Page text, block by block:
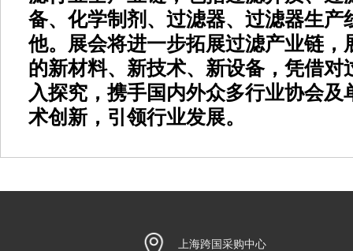
备、化学制剂、过滤器、过滤器生
他。展会将进一步拓展过滤产业链
的新材料、新技术、新设备，凭借
入探究，携手国内外众多行业协会
术创新，引领行业发展。
上海跨国采购中心